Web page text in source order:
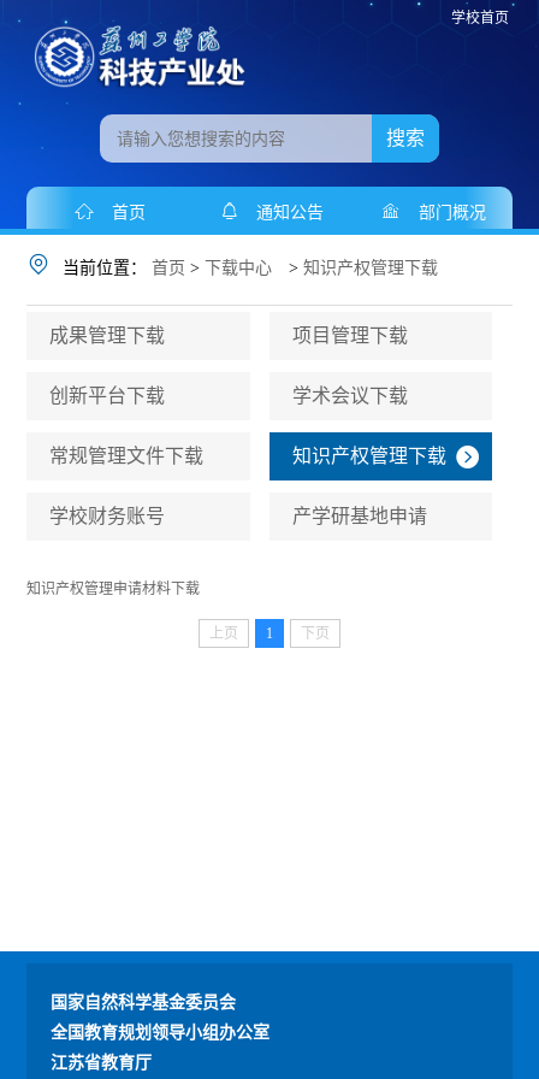
学校首页
搜索
首页 通知公告 部门概况
当前位置：首页 > 下载中心 >知识产权管理下载
成果管理下载 项目管理下载
创新平台下载 学术会议下载
常规管理文件下载 知识产权管理下载
学校财务账号 产学研基地申请
知识产权管理申请材料下载
上页 1 下页
国家自然科学基金委员会
全国教育规划领导小组办公室
江苏省教育厅